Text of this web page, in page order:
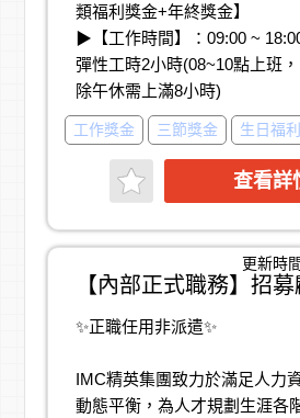
【薪資待遇】
固定保障月薪(依學經歷核薪)+
會福利
【上班時間】
周一~周五，依紅字放假
彈性上班時間:08:00~10:00 (下
固定午休1小時:12:30~13:30
大學以上畢業，個性活潑喜歡
假日巡點
類福利獎金+年終獎金】
▶【工作時間】：09:00 ~
彈性工時2小時(08~10點上班
除午休需上滿8小時)
▶【工作地點】：台南東門路二
▶【休假制度】：周休二日 (國
▶【工作內容】：
①.人力銀行職缺管理
③.規劃與執行招募及面談
④.達成個人招募目標及績效
⑤.員工關懷及客戶關係維護
⑥.行政作業及文書處理
☑【員工福利】：
工作獎金 三節獎金 生日福利
查看詳
更新時
✨正職任用非派遣✨
IMC精英集團致力於滿足人力
動態平衡，為人才規劃生涯各